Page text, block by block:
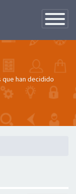
de
han decidido